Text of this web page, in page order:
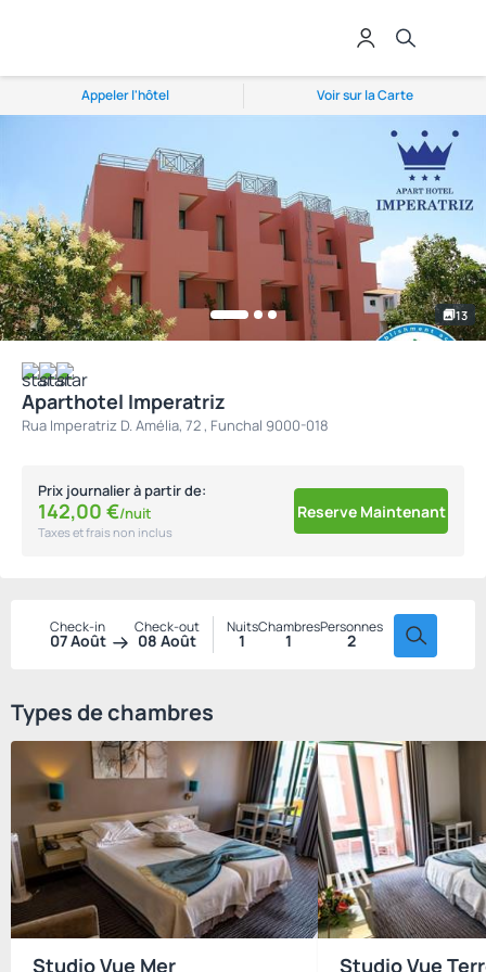
Appeler l'hôtel Voir sur la Carte
13
Aparthotel Imperatriz
Rua Imperatriz D. Amélia, 72 , Funchal 9000-018
Prix journalier à partir de:
142,00 €/nuit
Taxes et frais non inclus
Reserve Maintenant
Check-in
07 Août
Check-out
08 Août
Nuits
1
Chambres
1
Personnes
2
Types de chambres
Studio Vue Mer Studio Vue